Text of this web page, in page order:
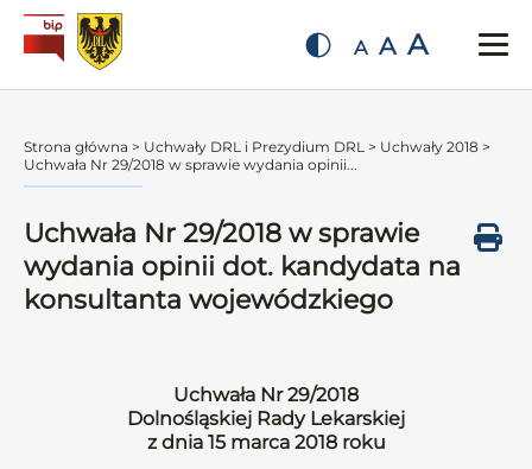
A A A
Strona główna > Uchwały DRL i Prezydium DRL > Uchwały 2018 >
Uchwała Nr 29/2018 w sprawie wydania opinii...
Uchwała Nr 29/2018 w sprawie
wydania opinii dot. kandydata na
konsultanta wojewódzkiego
Uchwała Nr 29/2018
Dolnośląskiej Rady Lekarskiej
z dnia 15 marca 2018 roku